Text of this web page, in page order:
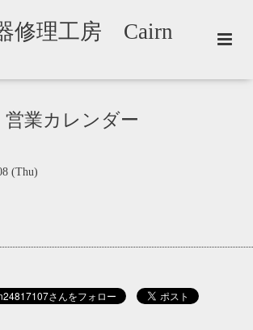
修理工房 Cairn
営業カレンダー
(Thu)